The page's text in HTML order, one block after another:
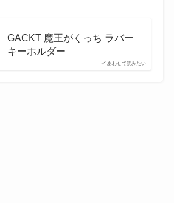
あわせて読みたい
GACKT 魔王がくっち ラバー
キーホルダー